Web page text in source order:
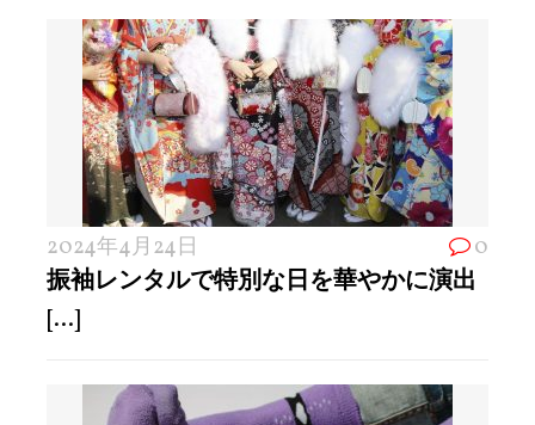
2024年4月24日 0
振袖レンタルで特別な日を華やかに演出
[...]